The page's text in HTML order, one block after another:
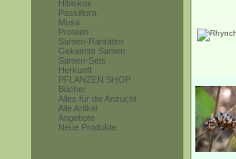
Hibiskus
Passiflora
Musa
Proteen
Samen-Raritäten
Gekeimte Samen
Samen-Sets
Herkunft
PFLANZEN SHOP
Bücher
Alles für die Anzucht
Alle Artikel
Angebote
Neue Produkte